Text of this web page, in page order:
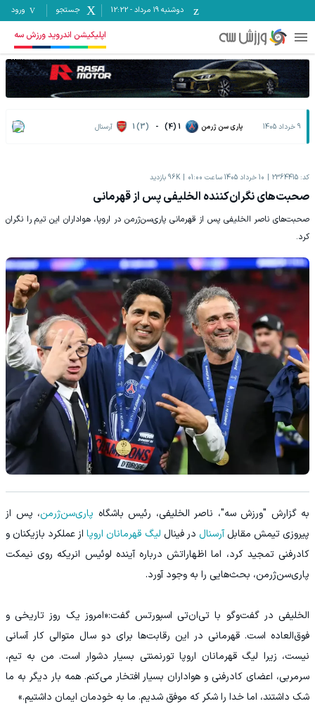
دوشنبه ۱۹ مرداد -
12:22 جستجو ورود
اپلیکیشن اندروید ورزش سه
9 خرداد 1405 پاری سن ژرمن 1 (4)
-
1 (3) آرسنال
کد: 2364415 10 خرداد 1405 ساعت 01:00 96K بازدید
صحبت‌های نگران‌کننده الخلیفی پس از قهرمانی
صحبت‌های ناصر الخلیفی پس از قهرمانی پاری‌سن‌ژرمن در اروپا، هواداران این تیم را نگران
کرد.
به گزارش "ورزش سه"، ناصر الخلیفی، رئیس باشگاه پاری‌سن‌ژرمن، پس از
پیروزی تیمش مقابلآرسنال در فینال لیگ قهرمانان اروپااز عملکرد بازیکنان و
کادرفنی تمجید کرد، اما اظهاراتش درباره آینده لوئیس انریکه روی نیمکت
پاری‌سن‌ژرمن، بحث‌هایی را به وجود آورد.
الخلیفی در گفت‌وگو با تی‌ان‌تی اسپورتس گفت:«امروز یک روز تاریخی و
فوق‌العاده است. قهرمانی در این رقابت‌ها برای دو سال متوالی کار آسانی
نیست، زیرا لیگ قهرمانان اروپا تورنمنتی بسیار دشوار است. من به تیم،
سرمربی، اعضای کادرفنی و هواداران بسیار افتخار می‌کنم. همه بار دیگر به ما
شک داشتند، اما خدا را شکر که موفق شدیم. ما به خودمان ایمان داشتیم.»